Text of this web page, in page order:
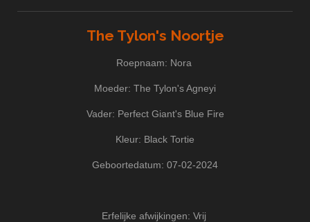
The Tylon's Noortje
Roepnaam: Nora
Moeder: The Tylon's Agneyi
Vader: Perfect Giant's Blue Fire
Kleur: Black Tortie
Geboortedatum: 07-02-2024
Erfelijke afwijkingen: Vrij